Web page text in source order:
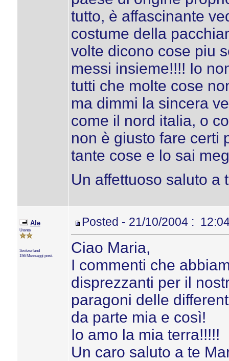
tutto, è affascinante
costume della
volte dicono cose piu
messi insieme!!!! Io
tutti che molte cose
ma dimmi la sincera
come il nord italia, o
non è giusto fare certi
tante cose e lo sai
Un affettuoso saluto a
Ale
Utente
Switzerland
156 Messaggi post.
Posted - 21/10/2004 :
Ciao Maria,
I commenti che
disprezzanti per il
paragoni delle
da parte mia e così!
Io amo la mia terra!!!!!
Un caro saluto a te